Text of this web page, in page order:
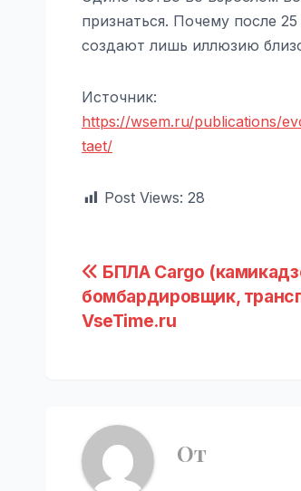
признаться. Почему после
создают лишь иллюзию
Источник:
https://wsem.ru/publications/
taet/
Post Views: 28
Навигация
по
БПЛА Cargo
бомбардировщик,
VseTime.ru
От